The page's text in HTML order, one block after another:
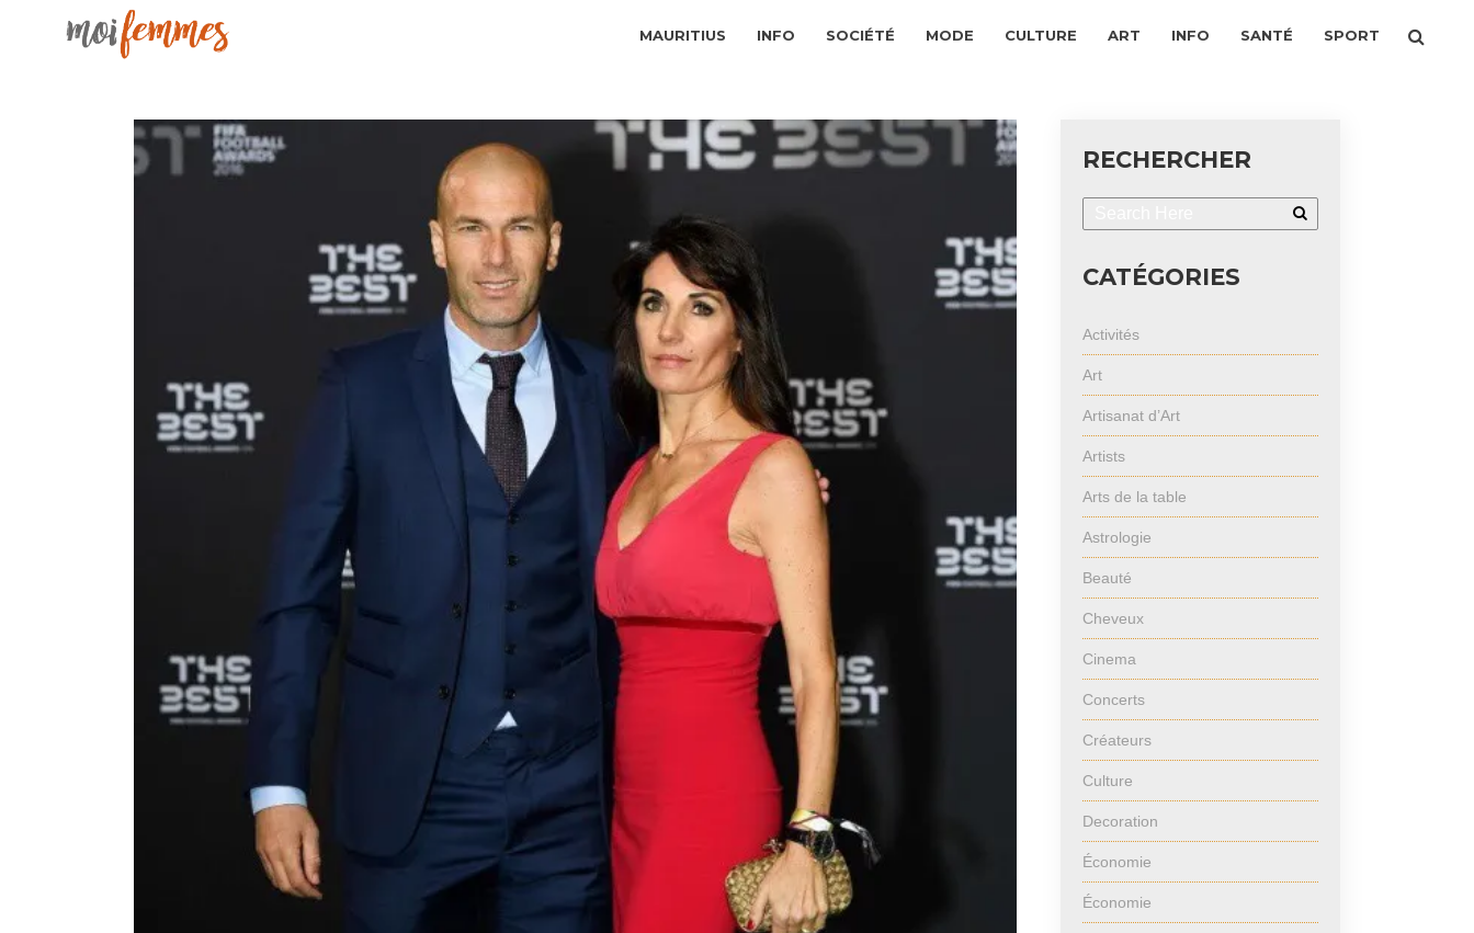
MAURITIUS INFO SOCIÉTÉ MODE CULTURE ART INFO SANTÉ SPORT
RECHERCHER
CATÉGORIES
Activités
Art
Artisanat d’Art
Artists
Arts de la table
Astrologie
Beauté
Cheveux
Cinema
Concerts
Créateurs
Culture
Decoration
Économie
Économie